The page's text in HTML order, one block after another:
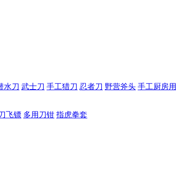
水刀 武士刀 手工猎刀 忍者刀 野营斧头 手工厨房
飞镖 多用刀钳 指虎拳套